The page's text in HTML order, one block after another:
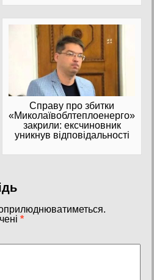
Справу про збитки
«Миколаївоблтеплоенерго»
закрили: ексчиновник
уникнув відповідальності
*